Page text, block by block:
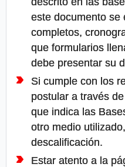
este documento se
completos,
que formularios
debe presentar su
Si cumple con los
postular a través
que indica las
otro medio
descalificación.
Estar atento a la